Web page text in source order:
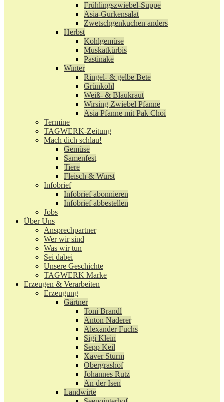
Frühlingszwiebel-Suppe
Asia-Gurkensalat
Zwetschgenkuchen anders
Herbst
Kohlgemüse
Muskatkürbis
Pastinake
Winter
Ringel- & gelbe Bete
Grünkohl
Weiß- & Blaukraut
Wirsing Zwiebel Pfanne
Asia Pfanne mit Pak Choi
Termine
TAGWERK-Zeitung
Mach dich schlau!
Gemüse
Samenfest
Tiere
Fleisch & Wurst
Infobrief
Infobrief abonnieren
Infobrief abbestellen
Jobs
Über Uns
Ansprechpartner
Wer wir sind
Was wir tun
Sei dabei
Unsere Geschichte
TAGWERK Marke
Erzeugen & Verarbeiten
Erzeugung
Gärtner
Toni Brandl
Anton Naderer
Alexander Fuchs
Sigi Klein
Sepp Keil
Xaver Sturm
Obergrashof
Johannes Rutz
An der Isen
Landwirte